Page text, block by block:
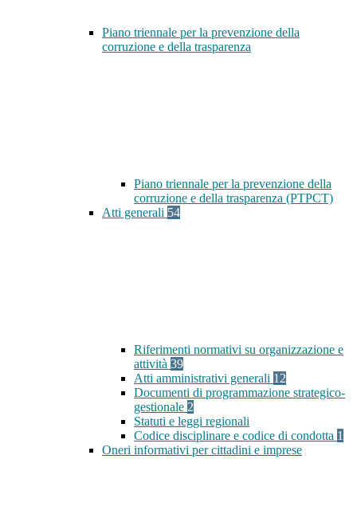
Piano triennale per la prevenzione della
corruzione e della trasparenza
Piano triennale per la prevenzione della
corruzione e della trasparenza (PTPCT)
Atti generali 54
Riferimenti normativi su organizzazione e
attività 39
Atti amministrativi generali 12
Documenti di programmazione strategico-
gestionale 2
Statuti e leggi regionali
Codice disciplinare e codice di condotta 1
Oneri informativi per cittadini e imprese